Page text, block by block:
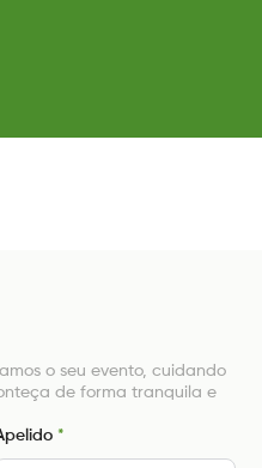
o seu evento, cuidando
de forma tranquila e
*